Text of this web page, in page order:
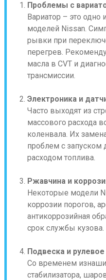
Проблемы с
Вариатор – это одно
моделей Nissan.
рывки при
перегрев.
масла в CVT и
трансмиссии.
Электроника и
Часто выходят из
массового расхода
коленвала. Их
проблем с
расходом топлива.
Ржавчина и
Некоторые модели
коррозии порогов,
антикоррозийная
срок службы кузова.
Подвеска и рулевое
Со временем
стабилизатора,